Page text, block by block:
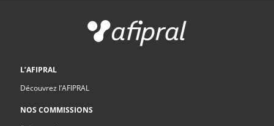
L’AFIPRAL
Découvrez l’AFIPRAL
NOS COMMISSIONS